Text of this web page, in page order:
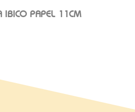
IBICO PAPEL 11CM